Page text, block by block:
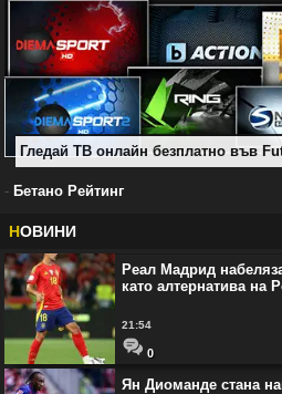
Гледай ТВ онлайн безплатно във
- Бетано Рейтинг
НОВИНИ
Реал Мадрид
като алтернатива на
21:54
0
Ян Диоманде стана